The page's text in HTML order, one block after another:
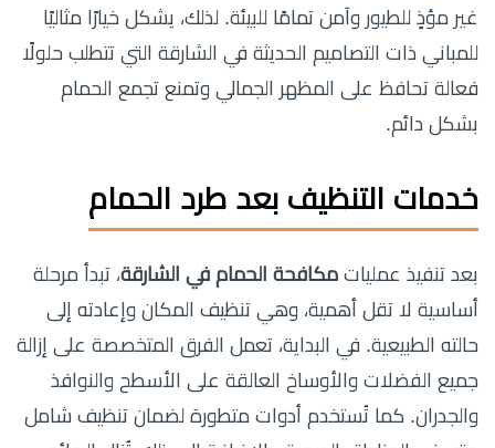
غير مؤذٍ للطيور وآمن تمامًا للبيئة. لذلك، يشكل خيارًا مثاليًا
للمباني ذات التصاميم الحديثة في الشارقة التي تتطلب حلولًا
فعالة تحافظ على المظهر الجمالي وتمنع تجمع الحمام
بشكل دائم.
خدمات التنظيف بعد طرد الحمام
بعد تنفيذ عمليات مكافحة الحمام في الشارقة، تبدأ مرحلة
أساسية لا تقل أهمية، وهي تنظيف المكان وإعادته إلى
حالته الطبيعية. في البداية، تعمل الفرق المتخصصة على إزالة
جميع الفضلات والأوساخ العالقة على الأسطح والنوافذ
والجدران. كما تُستخدم أدوات متطورة لضمان تنظيف شامل